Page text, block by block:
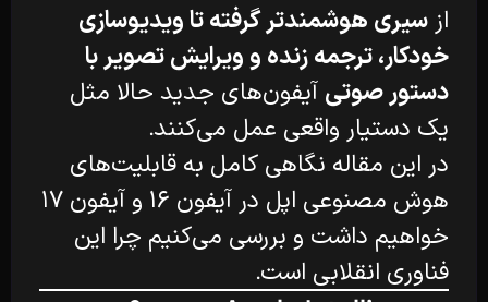
از سیری هوشمندتر گرفته تا ویدیو‌سازی
خودکار، ترجمه زنده و ویرایش تصویر با
دستور صوتی آیفون‌های جدید حالا مثل
یک دستیار واقعی عمل می‌کنند.
در این مقاله نگاهی کامل به قابلیت‌های
هوش مصنوعی اپل در آیفون ۱۶ و آیفون ۱۷
خواهیم داشت و بررسی می‌کنیم چرا این
فناوری انقلابی است.